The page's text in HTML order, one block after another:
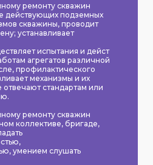
ремонту скважин
действующих подземных
скважины, проводит
устанавливает
испытания и дейст
агрегатов различной
профилактического
механизмы и их
стандартам или
ремонту скважин
коллективе, бригаде,
умением слушать